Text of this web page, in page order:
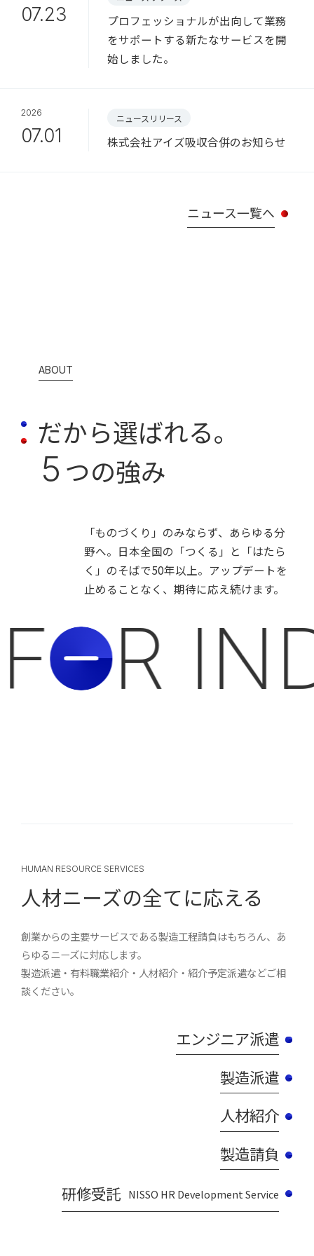
07.23
プロフェッショナルが出向して業務
をサポートする新たなサービスを開
始しました。
2026
07.01
ニュースリリース
株式会社アイズ吸収合併のお知らせ
ニュース一覧へ
ABOUT
だから選ばれる。
5 つの強み
「ものづくり」のみならず、あらゆる分
野へ。 日本全国の「つくる」と「はたら
く」のそばで50年以上。 アップデートを
止めることなく、期待に応え続けます。
OR
HUMAN RESOURCE SERVICES
人材ニーズの全てに応える
創業からの主要サービスである製造工程請負はもちろん、あ
らゆるニーズに対応します。
製造派遣・有料職業紹介・人材紹介・紹介予定派遣などご相
談ください。
エンジニア派遣
製造派遣
人材紹介
製造請負
研修受託 NISSO HR Development Service